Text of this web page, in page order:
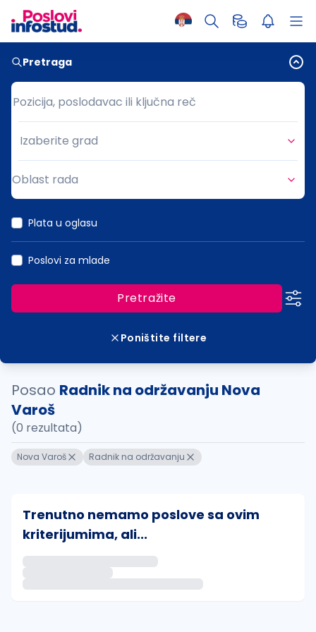
Pretraga
Pozicija, poslodavac ili ključna reč
Pozicija, poslodavac ili ključna reč
Grad
Izaberite grad
Oblast rada
Plata u oglasu
Poslovi za mlade
Pretražite
Poništite filtere
Posao Radnik na održavanju Nova
Varoš
(0 rezultata)
Nova Varoš Radnik na održavanju
Trenutno nemamo poslove sa ovim
kriterijumima, ali...